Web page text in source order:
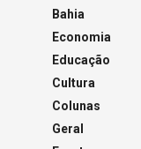
Bahia
Economia
Educação
Cultura
Colunas
Geral